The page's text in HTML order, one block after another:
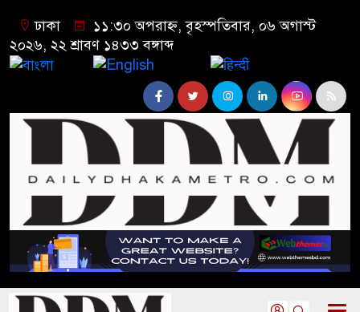
ঢাকা
১১:৩০ অপরাহ্ন, বৃহস্পতিবার, ০৬ অগাস্ট
২০২৬, ২২ শ্রাবণ ১৪৩৩ বঙ্গাব্দ